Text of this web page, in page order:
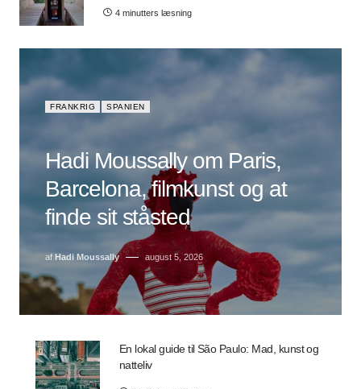
4 minutters læsning
FRANKRIG SPANIEN
Hadi Moussally om Paris,
Barcelona, filmkunst og at
finde sit ståsted
af Hadi Moussally august 5, 2026
En lokal guide til São Paulo: Mad, kunst og
natteliv